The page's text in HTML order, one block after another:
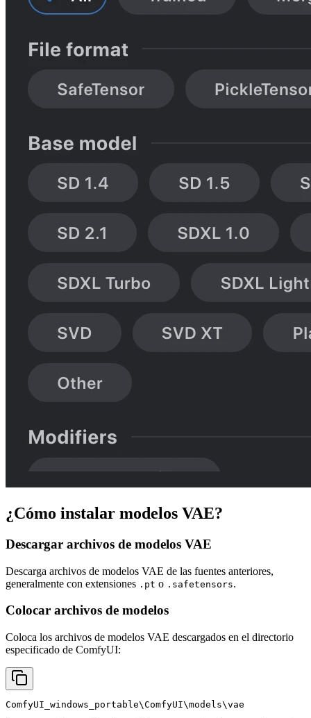
¿Cómo instalar modelos VAE?
Descargar archivos de modelos VAE
Descarga archivos de modelos VAE de las fuentes anteriores,
generalmente con extensiones .pt o .safetensors.
Colocar archivos de modelos
Coloca los archivos de modelos VAE descargados en el directorio
especificado de ComfyUI:
ComfyUI_windows_portable\ComfyUI\models\vae